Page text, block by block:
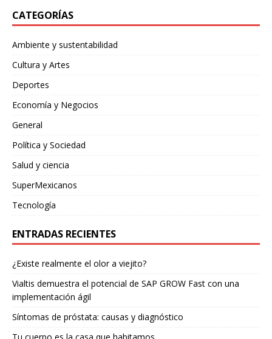
CATEGORÍAS
Ambiente y sustentabilidad
Cultura y Artes
Deportes
Economía y Negocios
General
Política y Sociedad
Salud y ciencia
SuperMexicanos
Tecnología
ENTRADAS RECIENTES
¿Existe realmente el olor a viejito?
Vialtis demuestra el potencial de SAP GROW Fast con una
implementación ágil
Síntomas de próstata: causas y diagnóstico